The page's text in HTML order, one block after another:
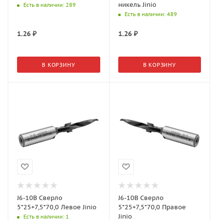
Есть в наличии: 289
1.26 ₽
В КОРЗИНУ
никель Jinio
Есть в наличии: 489
1.26₽
В КОРЗИНУ
J6-10B Сверло
5*25+7,5*70,0 Левое Jinio
Есть в наличии: 1
J6-10B Сверло
5*25+7,5*70,0 Правое
Jinio